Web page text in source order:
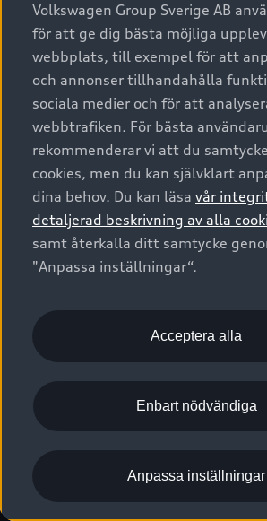
A6 modellerna
SUV
Avant
Audi Sport
Privatleasing
Nya bilar i lager
Begagnade bilar i lager
Audi approved :plus - så gott som nya
Finansiering
Audi exclusive
Provkörning
Service & tillbehör
Audi digital services
Originaltillbehör - köp online
Garantier
Försäkring
Digitala manualer för din Audi
Audi Collection – livsstilsartiklar
Vanliga frågor
2G/3G nätet stängs ned - Hur
Tjänstebil
Tjänstebil
Business lease online
Företagsleasing
Om Audi Sverige
Kontakta oss
Audi Återförsäljare/-serviceverkstad
myAudi
Pressmeddelanden
Nyhetsbrev
Vårt hållbarhetsarbete
Lediga tjänster huvudkontor
Lediga tjänster hos Audi Återförsäljare
Kommentar till mediauppgifter om
© 2026 AUDI SVERIGE. All Rights
Utgivare Juridiskt
Juridiskt Audi AG
Juridiskt Audi Digital Giveaway
Anpassa inställningar för cookies
Visselblåsarkanaler
Volkswagen Group Sverige AB
för att ge dig bästa möjliga
webbplats, till exempel för att
och annonser tillhandahålla
sociala medier och för att
webbtrafiken. För bästa
rekommenderar vi att du
cookies, men du kan självklart
dina behov. Du kan läsa vår
detaljerad beskrivning av alla
samt återkalla ditt samtycke
"Anpassa inställningar“.
Acceptera alla
Enbart nödvändiga
Anpassa inställningar